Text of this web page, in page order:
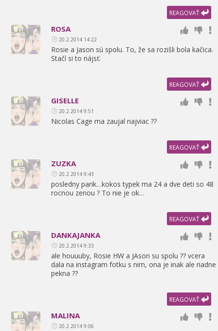
REAGOVAŤ
ROSA
20.2.2014 14:22
Rosie a Jason sú spolu. To, že sa rozišli bola kačica.
Stačí si to nájsť.
REAGOVAŤ
GISELLE
20.2.2014 9:51
Nicolas Cage ma zaujal najviac ??
REAGOVAŤ
ZUZKA
20.2.2014 9:43
posledny parik…kokos typek ma 24 a dve deti so 48
rocnou zenou ? To nie je ok…
REAGOVAŤ
DANKAJANKA
20.2.2014 9:33
ale houuuby, Rosie HW a JAson su spolu ?? vcera
dala na instagram fotku s nim, ona je inak ale riadne
pekna ??
REAGOVAŤ
MALINA
20.2.2014 9:06